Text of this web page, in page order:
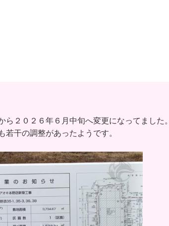
ら２０２６年６月中旬へ変更になってました。
若干の調整があったようです。